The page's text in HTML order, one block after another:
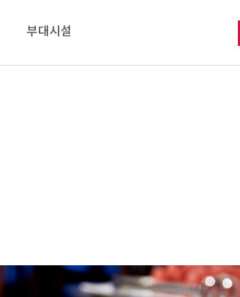
부대시설